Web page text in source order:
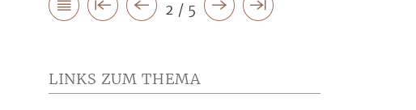
2 / 5
LINKS ZUM THEMA